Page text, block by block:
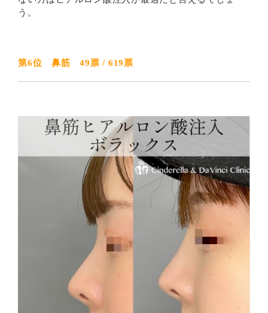
う。
第6位 鼻筋 49票 / 619票